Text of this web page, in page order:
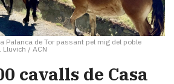
Palanca de Tor passant pel mig del poble
Lluvich / ACN
cavalls de Casa